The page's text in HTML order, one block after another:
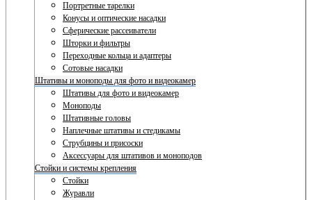
Портретные тарелки
Конусы и оптические насадки
Сферические рассеиватели
Шторки и фильтры
Переходные кольца и адаптеры
Сотовые насадки
Штативы и моноподы для фото и видеокамер
Штативы для фото и видеокамер
Моноподы
Штативные головы
Наплечные штативы и стедикамы
Струбцины и присоски
Аксессуары для штативов и моноподов
Стойки и системы крепления
Стойки
Журавли